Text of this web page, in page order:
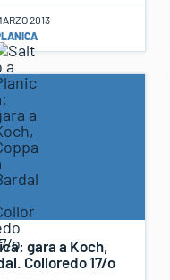
2013
gara a Koch,
Colloredo 17/o